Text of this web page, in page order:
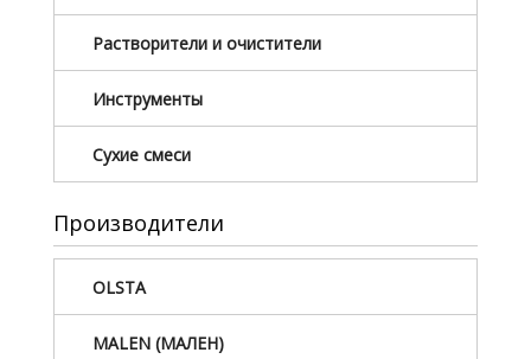
Растворители и очистители
Инструменты
Сухие смеси
Производители
OLSTA
MALEN (МАЛЕН)